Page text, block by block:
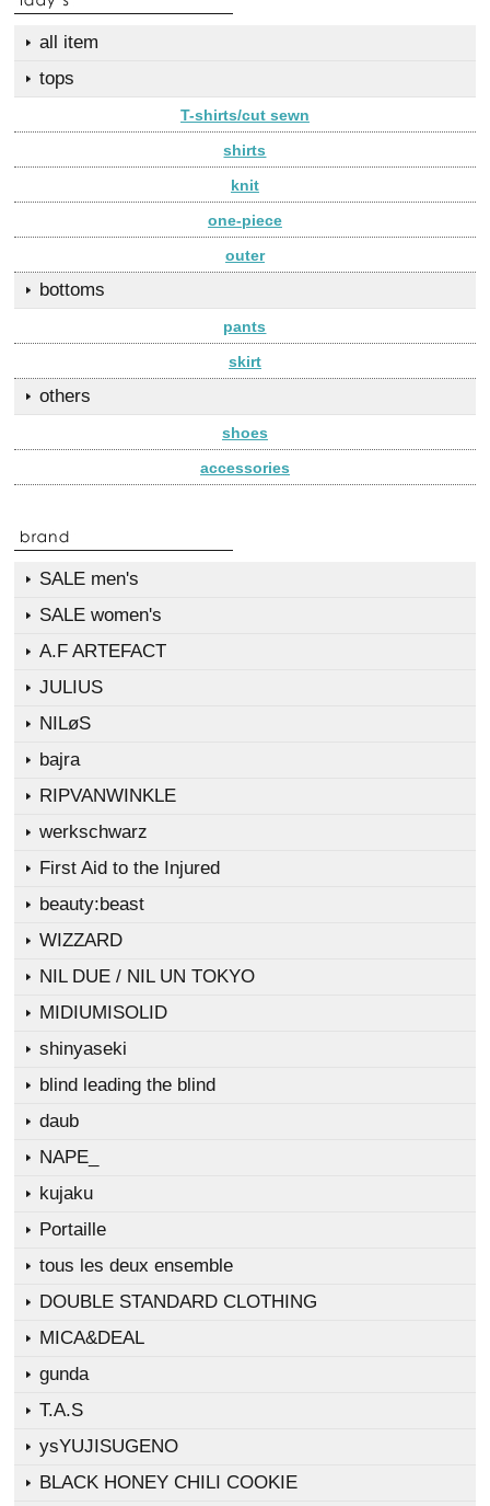
all item
tops
T-shirts/cut sewn
shirts
knit
one-piece
outer
bottoms
pants
skirt
others
shoes
accessories
SALE men's
SALE women's
A.F ARTEFACT
JULIUS
NILøS
bajra
RIPVANWINKLE
werkschwarz
First Aid to the Injured
beauty:beast
WIZZARD
NIL DUE / NIL UN TOKYO
MIDIUMISOLID
shinyaseki
blind leading the blind
daub
NAPE_
kujaku
Portaille
tous les deux ensemble
DOUBLE STANDARD CLOTHING
MICA&DEAL
gunda
T.A.S
ysYUJISUGENO
BLACK HONEY CHILI COOKIE